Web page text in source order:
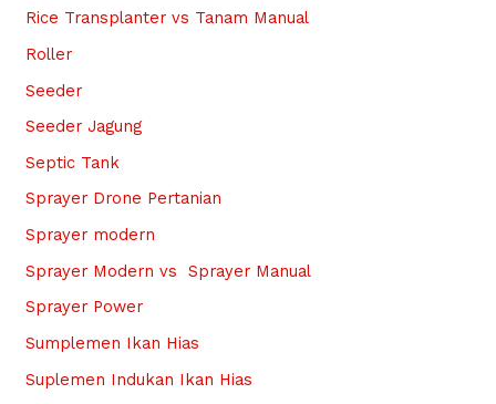
Rice Transplanter vs Tanam Manual
Roller
Seeder
Seeder Jagung
Septic Tank
Sprayer Drone Pertanian
Sprayer modern
Sprayer Modern vs Sprayer Manual
Sprayer Power
Sumplemen Ikan Hias
Suplemen Indukan Ikan Hias